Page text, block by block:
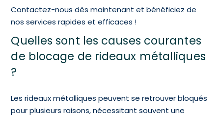
Contactez-nous dès maintenant et bénéficiez de
nos services rapides et efficaces !
Quelles sont les causes courantes
de blocage de rideaux métalliques
?
Les rideaux métalliques peuvent se retrouver bloqués
pour plusieurs raisons, nécessitant souvent une